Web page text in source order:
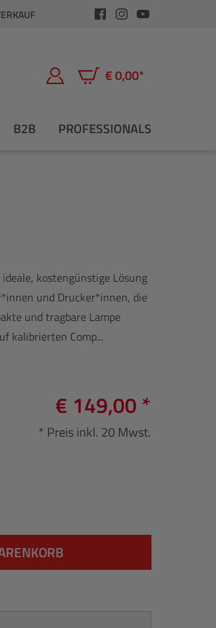
€ 0,00*
Warenkorb enthält 0
B2B PROFESSIONALS
kostengünstige Lösung
und Drucker*innen, die
und tragbare Lampe
kalibrierten Comp...
€ 149,00 *
* Preis inkl. 20 Mwst.